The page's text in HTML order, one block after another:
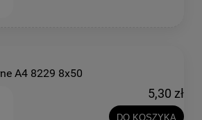
A4 8229 8x50
5,30 zł
DO KOSZYKA